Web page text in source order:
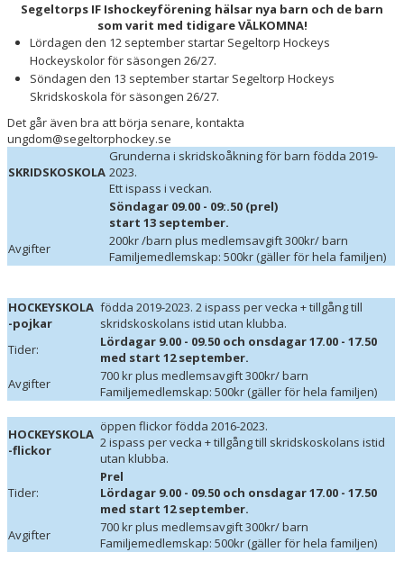
Segeltorps IF Ishockeyförening hälsar nya barn och de barn
som varit med tidigare VÄLKOMNA!
Lördagen den 12 september startar Segeltorp Hockeys
Hockeyskolor för säsongen 26/27.
Söndagen den 13 september startar Segeltorp Hockeys
Skridskoskola för säsongen 26/27.
Det går även bra att börja senare, kontakta
ungdom@segeltorphockey.se
SKRIDSKOSKOLA
Grunderna i skridskoåkning för barn födda 2019-
2023.
Ett ispass i veckan.
Söndagar 09.00 - 09:.50 (prel)
start 13 september.
Avgifter
200kr /barn plus medlemsavgift 300kr/ barn
Familjemedlemskap: 500kr (gäller för hela familjen)
HOCKEYSKOLA
-pojkar
födda 2019-2023. 2 ispass per vecka + tillgång till
skridskoskolans istid utan klubba.
Tider:
Lördagar 9.00 - 09.50 och onsdagar 17.00 - 17.50
med start 12 september.
Avgifter
700 kr plus medlemsavgift 300kr/ barn
Familjemedlemskap: 500kr (gäller för hela familjen)
HOCKEYSKOLA
-flickor
öppen flickor födda 2016-2023.
2 ispass per vecka + tillgång till skridskoskolans istid
utan klubba.
Tider:
Prel
Lördagar 9.00 - 09.50 och onsdagar 17.00 - 17.50
med start 12 september.
Avgifter
700 kr plus medlemsavgift 300kr/ barn
Familjemedlemskap: 500kr (gäller för hela familjen)